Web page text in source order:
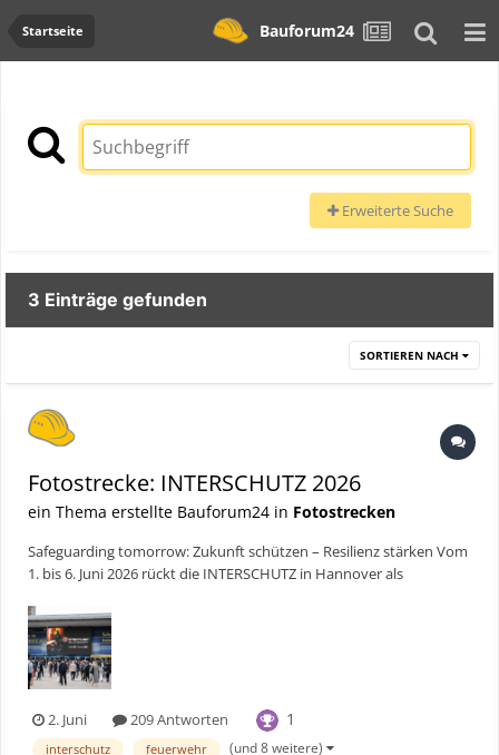
Startseite Bauforum24
Erweiterte Suche
3 Einträge gefunden
SORTIEREN NACH
Fotostrecke: INTERSCHUTZ 2026
ein Thema erstellte Bauforum24 in Fotostrecken
Safeguarding tomorrow: Zukunft schützen – Resilienz stärken Vom
1. bis 6. Juni 2026 rückt die INTERSCHUTZ in Hannover als
Bevölkerungsschutz ein Thema stärker als je zuvor in den
Mittelpunkt: der moderne Bevölkerungsschutz. Mit mehr als...
2. Juni 209 Antworten 1
interschutz feuerwehr (und 8 weitere)